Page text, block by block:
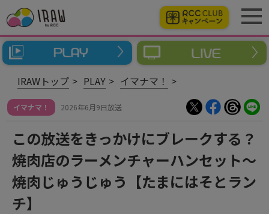
IRAWトップ PLAY イマナマ！
イマナマ！ 2026年6月9日放送
この放送をきっかけにブレークする？
焼肉店のラーメンチャーハンセット～
焼肉じゅうじゅう【たまにはそとラン
チ】